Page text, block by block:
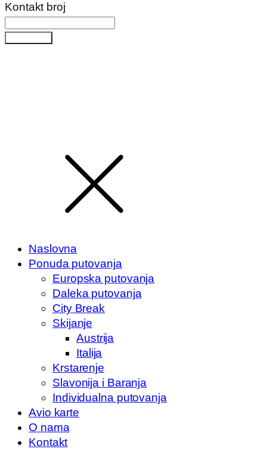
Kontakt broj
Naslovna
Ponuda putovanja
Europska putovanja
Daleka putovanja
City Break
Skijanje
Austrija
Italija
Krstarenje
Slavonija i Baranja
Individualna putovanja
Avio karte
O nama
Kontakt